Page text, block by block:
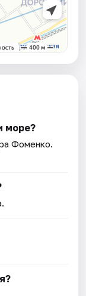
море?
Фоменко.